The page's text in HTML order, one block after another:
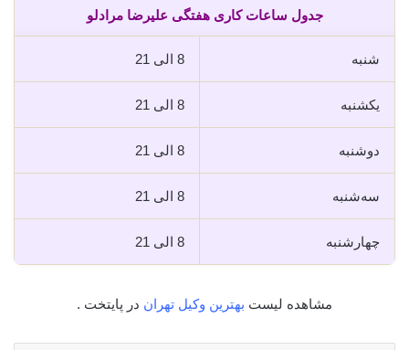
جدول ساعات کاری هفتگی علیرضا مرادلو
شنبه 8 الی 21
یکشنبه 8 الی 21
دوشنبه 8 الی 21
سه‌شنبه 8 الی 21
چهارشنبه 8 الی 21
مشاهده لیست بهترین وکیل تهران در پایتخت .